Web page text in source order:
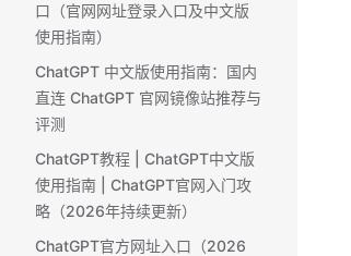
口（官网网址登录入口及中文版
使用指南）
ChatGPT 中文版使用指南：国内
直连 ChatGPT 官网镜像站推荐与
评测
ChatGPT教程 | ChatGPT中文版
使用指南 | ChatGPT官网入门攻
略（2026年持续更新）
ChatGPT官方网址入口（2026